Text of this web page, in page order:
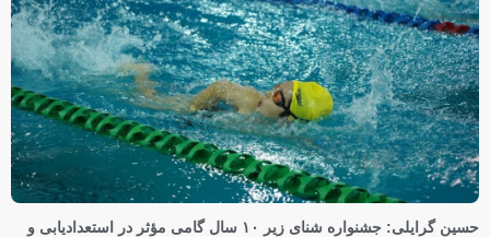
حسین گرایلی: جشنواره شنای زیر ۱۰ سال گامی مؤثر در استعدادیابی و